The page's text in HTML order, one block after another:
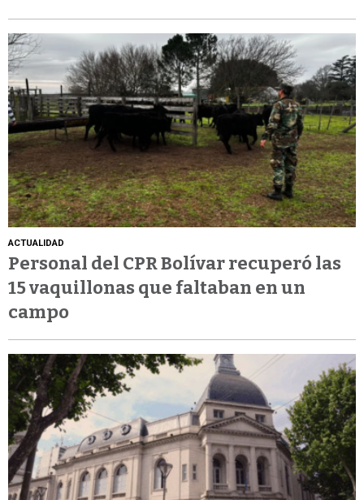
ACTUALIDAD
Personal del CPR Bolívar recuperó las
15 vaquillonas que faltaban en un
campo